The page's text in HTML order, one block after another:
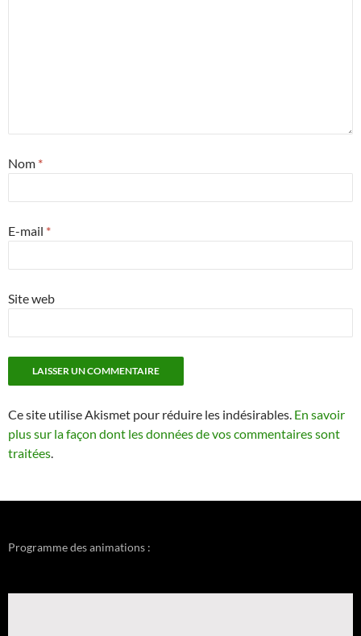
Nom *
E-mail *
Site web
Ce site utilise Akismet pour réduire les indésirables. En savoir
plus sur la façon dont les données de vos commentaires sont
traitées.
Programme des animations :